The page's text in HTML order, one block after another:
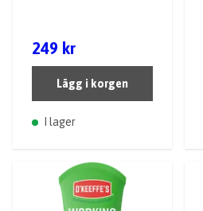
249 kr
Lägg i korgen
I lager